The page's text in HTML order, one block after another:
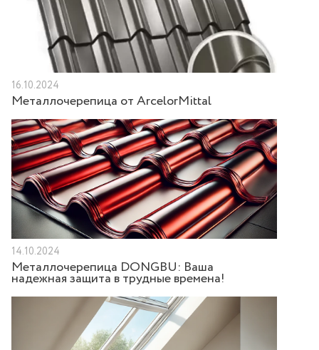
16.10.2024
Металлочерепица от ArcelorMittal
14.10.2024
Металлочерепица DONGBU: Ваша
надежная защита в трудные времена!